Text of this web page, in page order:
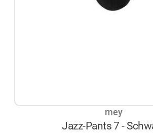
mey
Jazz-Pants 7 -